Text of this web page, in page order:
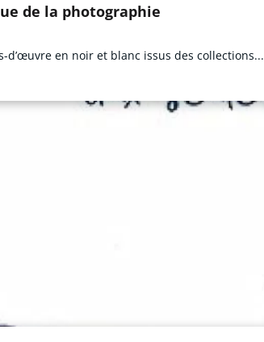
de la photographie
d’œuvre en noir et blanc issus des collections...